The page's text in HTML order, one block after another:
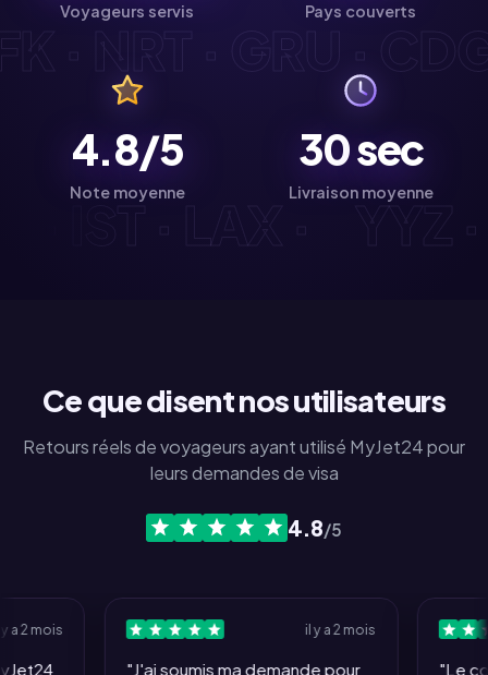
NRT · GRU · CDG
· IST · LAX ·
Voyageurs servis Pays couverts
4.8/5
Note moyenne
30sec
Livraison moyenne
Ce que disent nos utilisateurs
Retours réels de voyageurs ayant utilisé MyJet24 pour
leurs demandes de visa
4.8/5
il y a 2 mois
"J'ai soumis ma demande pour
"Le